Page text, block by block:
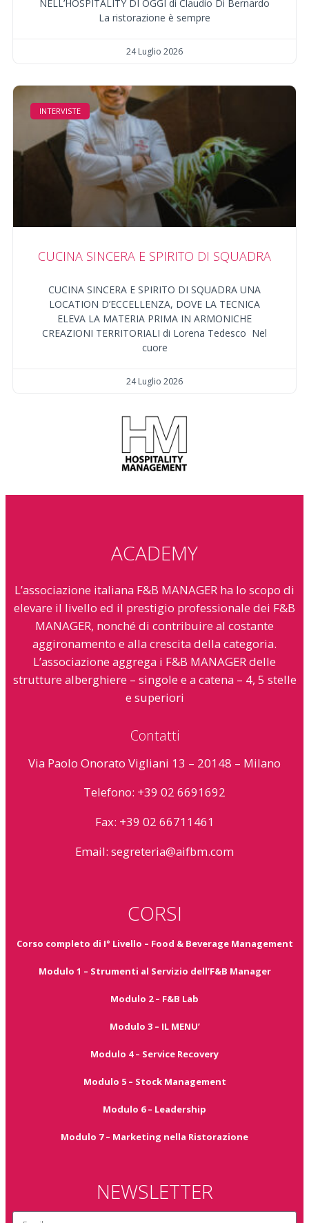
NELL’HOSPITALITY DI OGGI di Claudio Di Bernardo
La ristorazione è sempre
24 Luglio 2026
INTERVISTE
CUCINA SINCERA E SPIRITO DI SQUADRA
CUCINA SINCERA E SPIRITO DI SQUADRA UNA
LOCATION D’ECCELLENZA, DOVE LA TECNICA
ELEVA LA MATERIA PRIMA IN ARMONICHE
CREAZIONI TERRITORIALI di Lorena Tedesco Nel
cuore
24 Luglio 2026
ACADEMY
L’associazione italiana F&B MANAGER ha lo scopo di
elevare il livello ed il prestigio professionale dei F&B
MANAGER, nonché di contribuire al costante
aggironamento e alla crescita della categoria.
L’associazione aggrega i F&B MANAGER delle
strutture alberghiere – singole e a catena – 4, 5 stelle
e superiori
Contatti
Via Paolo Onorato Vigliani 13 – 20148 – Milano
Telefono: +39 02 6691692
Fax: +39 02 66711461
Email: segreteria@aifbm.com
CORSI
Corso completo di I° Livello – Food & Beverage Management
Modulo 1 – Strumenti al Servizio dell’F&B Manager
Modulo 2 – F&B Lab
Modulo 3 – IL MENU’
Modulo 4 – Service Recovery
Modulo 5 – Stock Management
Modulo 6 – Leadership
Modulo 7 – Marketing nella Ristorazione
NEWSLETTER